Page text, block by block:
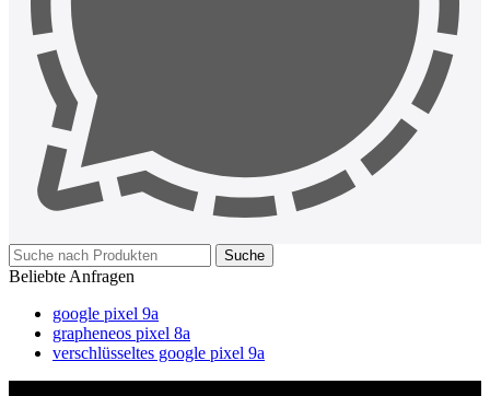
Suche
Beliebte Anfragen
google pixel 9a
grapheneos pixel 8a
verschlüsseltes google pixel 9a